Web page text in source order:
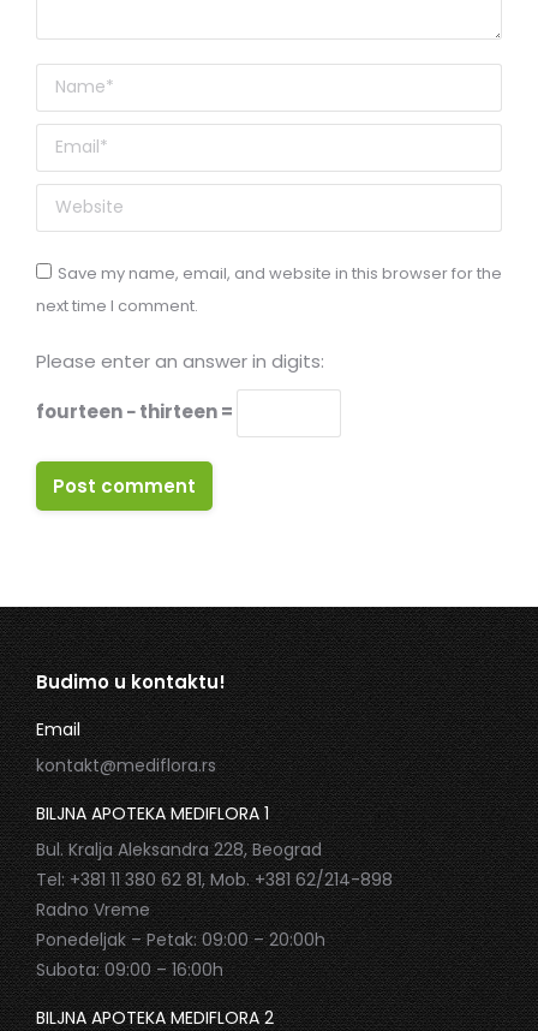
Name *
Email *
Website
Save my name, email, and website in this browser for the
next time I comment.
Please enter an answer in digits:
fourteen − thirteen =
Post comment
Budimo u kontaktu!
Email
kontakt@mediflora.rs
BILJNA APOTEKA MEDIFLORA 1
Bul. Kralja Aleksandra 228, Beograd
Tel: +381 11 380 62 81, Mob. +381 62/214-898
Radno Vreme
Ponedeljak – Petak: 09:00 – 20:00h
Subota: 09:00 – 16:00h
BILJNA APOTEKA MEDIFLORA 2